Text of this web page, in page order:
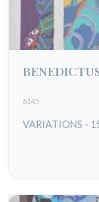
6145
VARIATIONS -